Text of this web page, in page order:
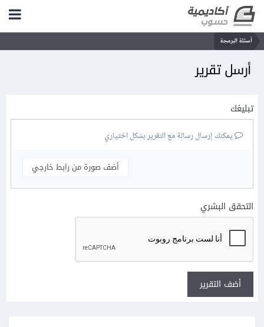
أسئلة البرمجة
أرسل تقرير
تبليغك
يمكنك إرسال رسالة مع التقرير بشكل اختياري
أضف صورة من رابط خارجي
التحقق البشري
أضف التقرير